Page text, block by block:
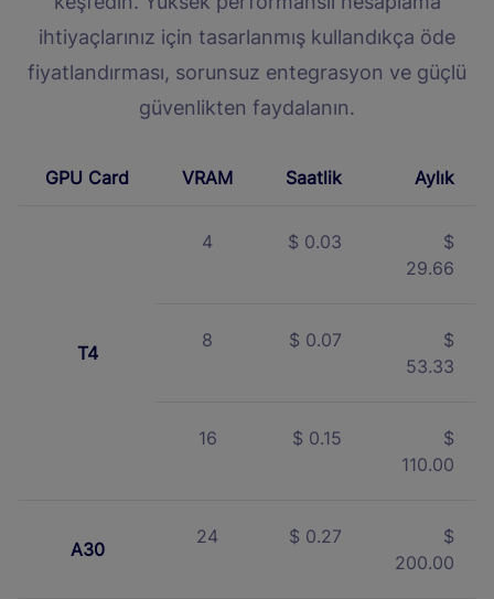
ihtiyaçlarınız için tasarlanmış kullandıkça öde
fiyatlandırması, sorunsuz entegrasyon ve güçlü
güvenlikten faydalanın.
GPU Card VRAM Saatlik Aylık
T4
4 $ 0.03
$
29.66
8 $ 0.07
$
53.33
16 $ 0.15
$
110.00
A30
24 $ 0.27
$
200.00